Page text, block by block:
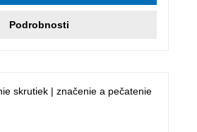
Podrobnosti